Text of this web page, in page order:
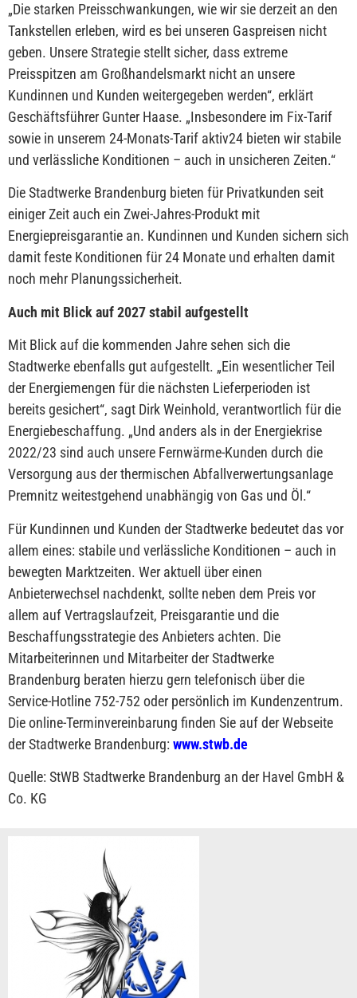
„Die starken Preisschwankungen, wie wir sie derzeit an den
Tankstellen erleben, wird es bei unseren Gaspreisen nicht
geben. Unsere Strategie stellt sicher, dass extreme
Preisspitzen am Großhandelsmarkt nicht an unsere
Kundinnen und Kunden weitergegeben werden“, erklärt
Geschäftsführer Gunter Haase. „Insbesondere im Fix-Tarif
sowie in unserem 24-Monats-Tarif aktiv24 bieten wir stabile
und verlässliche Konditionen – auch in unsicheren Zeiten.“
Die Stadtwerke Brandenburg bieten für Privatkunden seit
einiger Zeit auch ein Zwei-Jahres-Produkt mit
Energiepreisgarantie an. Kundinnen und Kunden sichern sich
damit feste Konditionen für 24 Monate und erhalten damit
noch mehr Planungssicherheit.
Auch mit Blick auf 2027 stabil aufgestellt
Mit Blick auf die kommenden Jahre sehen sich die
Stadtwerke ebenfalls gut aufgestellt. „Ein wesentlicher Teil
der Energiemengen für die nächsten Lieferperioden ist
bereits gesichert“, sagt Dirk Weinhold, verantwortlich für die
Energiebeschaffung. „Und anders als in der Energiekrise
2022/23 sind auch unsere Fernwärme-Kunden durch die
Versorgung aus der thermischen Abfallverwertungsanlage
Premnitz weitestgehend unabhängig von Gas und Öl.“
Für Kundinnen und Kunden der Stadtwerke bedeutet das vor
allem eines: stabile und verlässliche Konditionen – auch in
bewegten Marktzeiten. Wer aktuell über einen
Anbieterwechsel nachdenkt, sollte neben dem Preis vor
allem auf Vertragslaufzeit, Preisgarantie und die
Beschaffungsstrategie des Anbieters achten. Die
Mitarbeiterinnen und Mitarbeiter der Stadtwerke
Brandenburg beraten hierzu gern telefonisch über die
Service-Hotline 752-752 oder persönlich im Kundenzentrum.
Die online-Terminvereinbarung finden Sie auf der Webseite
der Stadtwerke Brandenburg: www.stwb.de
Quelle: StWB Stadtwerke Brandenburg an der Havel GmbH &
Co. KG